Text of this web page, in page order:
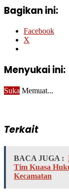
Bagikan ini:
Facebook
X
Menyukai ini:
Suka Memuat...
Terkait
BACA JUGA :
Tim Kuasa
Kecamatan